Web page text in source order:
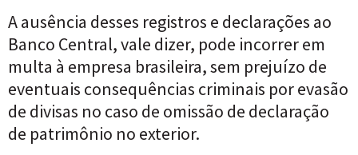
A ausência desses registros e declarações ao
Banco Central, vale dizer, pode incorrer em
multa à empresa brasileira, sem prejuízo de
eventuais consequências criminais por evasão
de divisas no caso de omissão de declaração
de patrimônio no exterior.